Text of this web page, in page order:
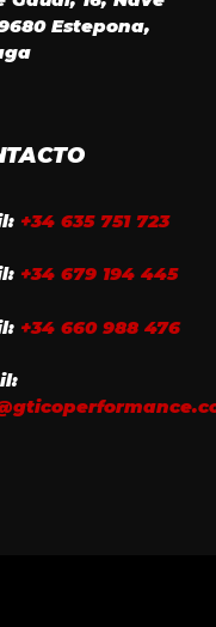
Estepona,
+34 635 751 723
+34 679 194 445
+34 660 988 476